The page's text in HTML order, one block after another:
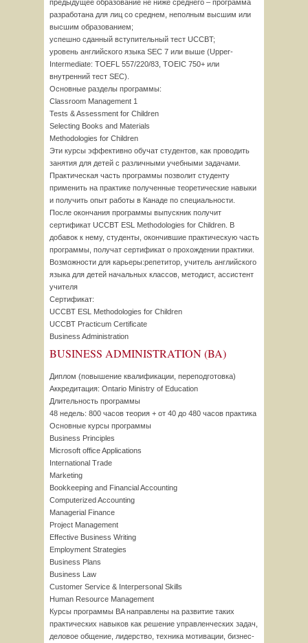
предыдущее образование не ниже среднего – программа
разработана для лиц со среднем, неполным высшим или
высшим образованием;
успешно сданный вступительный тест UCCBT;
уровень английского языка SEC 7 или выше (Upper-
Intermediate: TOEFL 557/220/83, TOEIC 750+ или
внутренний тест SEC).
Основные разделы программы:
Classroom Management 1
Tests & Assessment for Children
Selecting Books and Materials
Methodologies for Children
Эти курсы эффективно обучат студентов, как проводить
занятия для детей с различными учебными задачами.
Практическая часть программы позволит студенту
применить на практике полученные теоретические навыки
и получить опыт работы в Канаде по специальности.
После окончания программы выпускник получит
сертификат UCCBT ESL Methodologies for Children. В
добавок к нему, студенты, окончившие практическую часть
программы, получат сертификат о прохождении практики.
Возможности для карьеры:репетитор, учитель английского
языка для детей начальных классов, методист, ассистент
учителя
Сертификат:
UCCBT ESL Methodologies for Children
UCCBT Practicum Certificate
Business Administration
BUSINESS ADMINISTRATION (BA)
Диплом (повышение квалификации, переподготовка)
Аккредитация: Ontario Ministry of Education
Длительность программы
48 недель: 800 часов теория + от 40 до 480 часов практика
Основные курсы программы
Business Principles
Microsoft office Applications
International Trade
Marketing
Bookkeeping and Financial Accounting
Computerized Accounting
Managerial Finance
Project Management
Effective Business Writing
Employment Strategies
Business Plans
Business Law
Customer Service & Interpersonal Skills
Human Resource Management
Курсы программы BA направлены на развитие таких
практических навыков как решение управленческих задач,
деловое общение, лидерство, техника мотивации, бизнес-